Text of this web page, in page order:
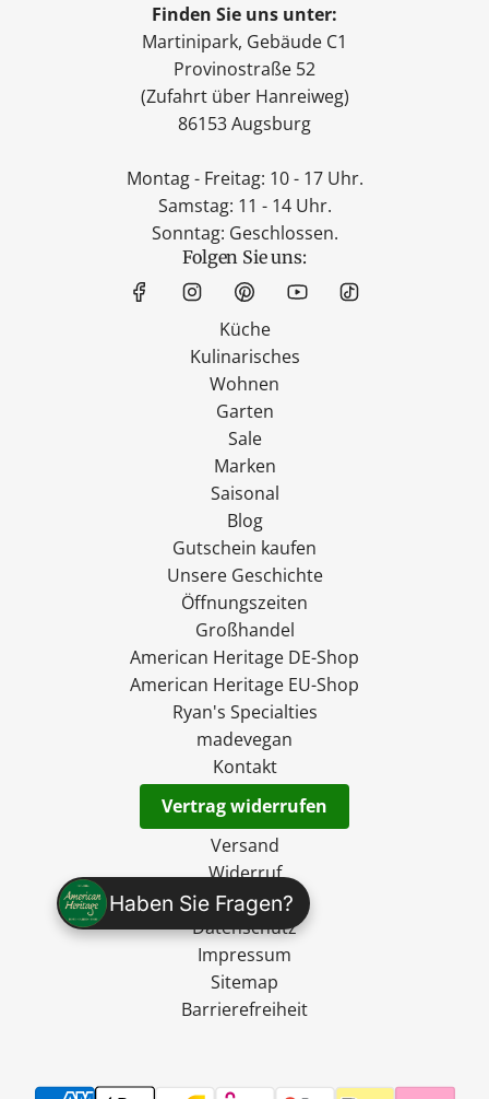
Haben Sie Fragen?
Finden Sie uns unter:
Martinipark, Gebäude C1
Provinostraße 52
(Zufahrt über Hanreiweg)
86153 Augsburg
Montag - Freitag: 10 - 17 Uhr.
Samstag: 11 - 14 Uhr.
Sonntag: Geschlossen.
Folgen Sie uns:
Küche
Kulinarisches
Wohnen
Garten
Sale
Marken
Saisonal
Blog
Gutschein kaufen
Unsere Geschichte
Öffnungszeiten
Großhandel
American Heritage DE-Shop
American Heritage EU-Shop
Ryan's Specialties
madevegan
Kontakt
Vertrag widerrufen
Versand
Widerruf
AGB
Datenschutz
Impressum
Sitemap
Barrierefreiheit